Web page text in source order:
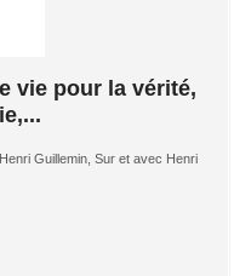
vie pour la vérité,
Guillemin Sur et avec Henri